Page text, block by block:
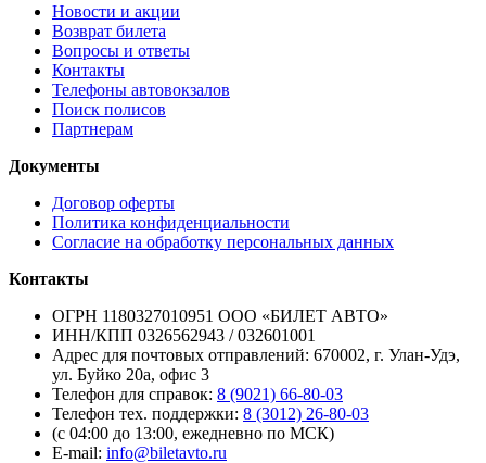
Новости и акции
Возврат билета
Вопросы и ответы
Контакты
Телефоны автовокзалов
Поиск полисов
Партнерам
Документы
Договор оферты
Политика конфиденциальности
Согласие на обработку персональных данных
Контакты
ОГРН 1180327010951 ООО «БИЛЕТ АВТО»
ИНН/КПП 0326562943 / 032601001
Адрес для почтовых отправлений: 670002, г. Улан-Удэ,
ул. Буйко 20а, офис 3
Телефон для справок: 8 (9021) 66-80-03
Телефон тех. поддержки: 8 (3012) 26-80-03
(с 04:00 до 13:00, ежедневно по МСК)
E-mail: info@biletavto.ru